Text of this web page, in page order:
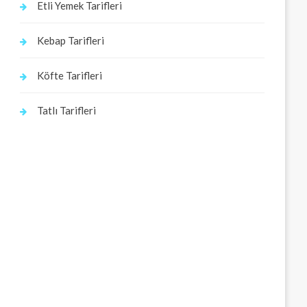
Etli Yemek Tarifleri
Kebap Tarifleri
Köfte Tarifleri
Tatlı Tarifleri